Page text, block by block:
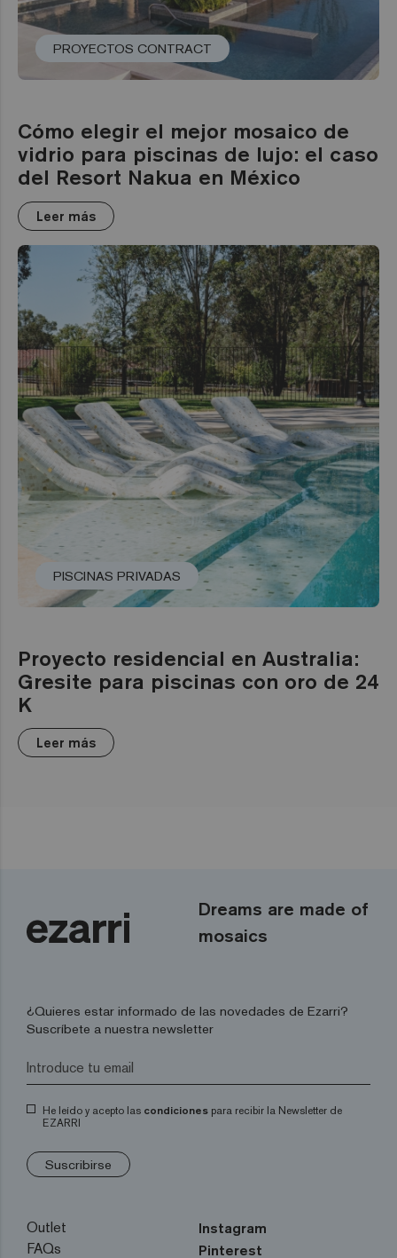
PROYECTOS CONTRACT
Cómo elegir el mejor mosaico de
vidrio para piscinas de lujo: el caso
del Resort Nakua en México
Leer más
PISCINAS PRIVADAS
Proyecto residencial en Australia:
Gresite para piscinas con oro de 24
K
Leer más
Dreams are made of
mosaics
¿Quieres estar informado de las novedades de Ezarri?
Suscríbete a nuestra newsletter
He leído y acepto las condiciones para recibir la Newsletter de
EZARRI
Suscribirse
Outlet
FAQs
Instagram
Pinterest